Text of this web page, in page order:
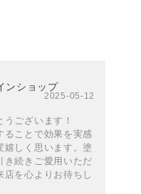
ンショップ
2025-05-12
ございます！
ることで効果を実感
嬉しく思います。塗
き続きご愛用いただ
店を心よりお待ちし